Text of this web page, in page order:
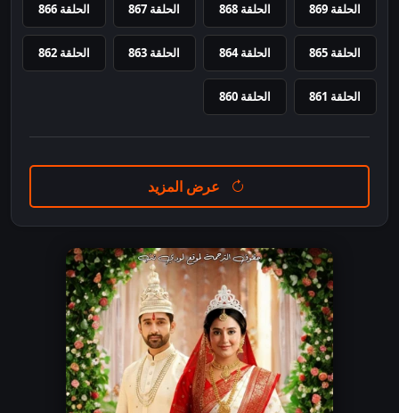
الحلقة 869 الحلقة 868 الحلقة 867 الحلقة 866
الحلقة 865 الحلقة 864 الحلقة 863 الحلقة 862
الحلقة 861 الحلقة 860
عرض المزيد